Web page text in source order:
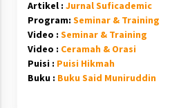
Artikel : Jurnal Suficademic
Program: Seminar & Training
Video : Seminar & Training
Video : Ceramah & Orasi
Puisi : Puisi Hikmah
Buku : Buku Said Muniruddin